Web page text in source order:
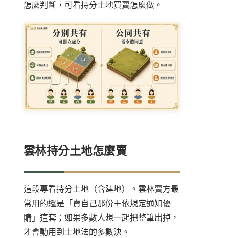
怎麼判斷，可看持分土地買賣怎麼做 。
雲林持分土地怎麼賣
這段專看持分土地（含建地）。雲林賣方最
常用的還是「賣自己那份＋依規定通知優
購」這套；如果多數人想一起把整筆出掉，
才會動用到土地法的多數決。